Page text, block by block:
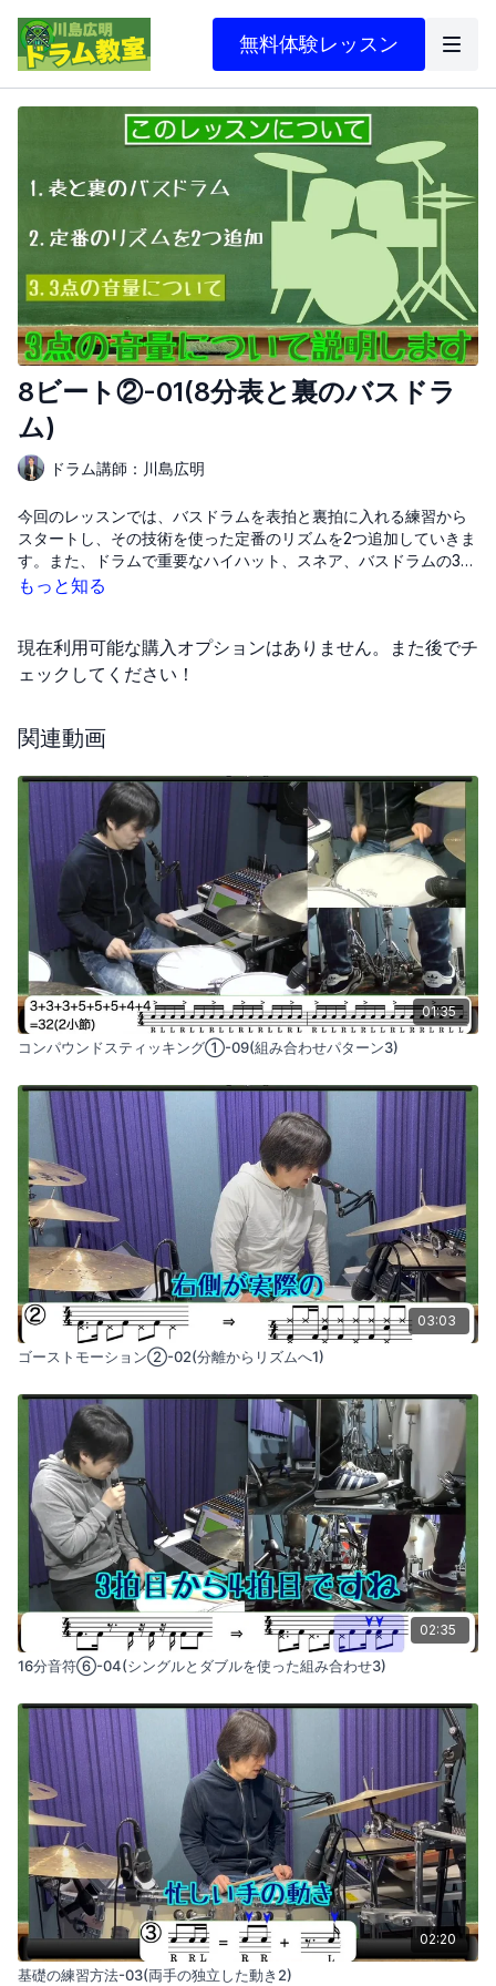
無料体験レッスン
8ビート②-01(8分表と裏のバスドラ
ム)
ドラム講師：川島広明
今回のレッスンでは、バスドラムを表拍と裏拍に入れる練習から
スタートし、その技術を使った定番のリズムを2つ追加していきま
す。また、ドラムで重要なハイハット、スネア、バスドラムの3点
の音量についても説明します。バスドラムを上手に扱うために
は、カウントを声に出しながら足を動かすことで、リズム感を養
うことができます。
もっと知る
現在利用可能な購入オプションはありません。また後でチ
ェックしてください！
関連動画
01:35
コンパウンドスティッキング①-09(組み合わせパターン3)
03:03
ゴーストモーション②-02(分離からリズムへ1)
02:35
16分音符⑥-04(シングルとダブルを使った組み合わせ3)
02:20
基礎の練習方法-03(両手の独立した動き2)